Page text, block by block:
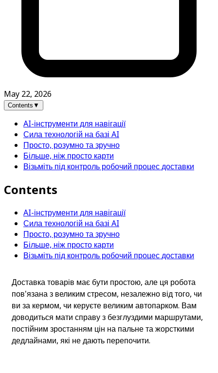
May 22, 2026
Contents ▼
AI-інструменти для навігації
Сила технологій на базі AI
Просто, розумно та зручно
Більше, ніж просто карти
Візьміть під контроль робочий процес доставки
Contents
AI-інструменти для навігації
Сила технологій на базі AI
Просто, розумно та зручно
Більше, ніж просто карти
Візьміть під контроль робочий процес доставки
Доставка товарів має бути простою, але ця робота
пов'язана з великим стресом, незалежно від того, чи
ви за кермом, чи керуєте великим автопарком. Вам
доводиться мати справу з безглуздими маршрутами,
постійним зростанням цін на пальне та жорсткими
дедлайнами, які не дають перепочити.